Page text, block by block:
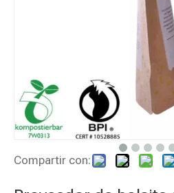
Compartir con: